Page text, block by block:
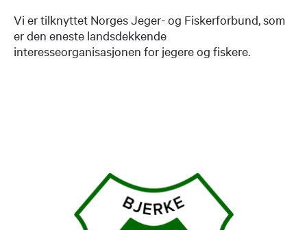
Vi er tilknyttet Norges Jeger- og Fiskerforbund, som
er den eneste landsdekkende
interesseorganisasjonen for jegere og fiskere.